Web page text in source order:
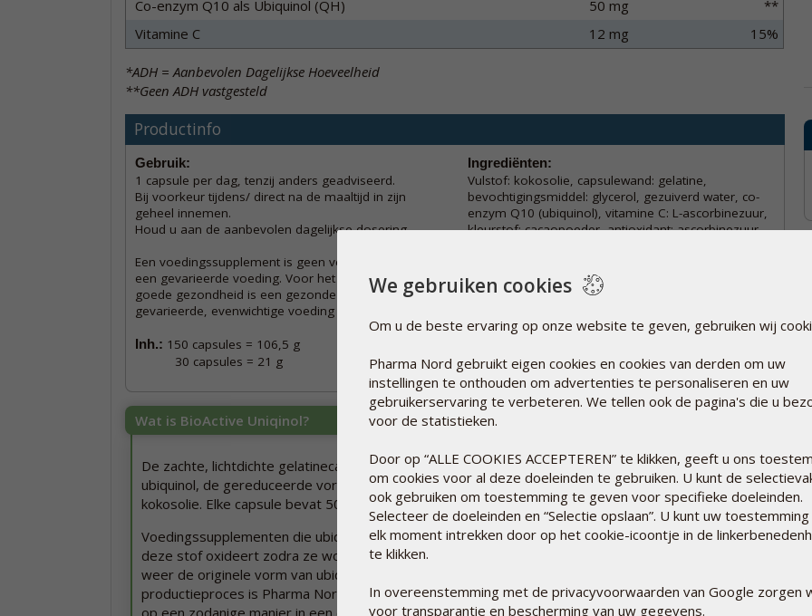
Co-enzym Q10 als Ubiquinol (QH) 50 mg
**
Vitamine C
12 mg 15%
*ADH = Aanbevolen Dagelijkse Hoeveelheid
**Geen ADH vastgesteld
Productinfo
Gebruik:
1 capsule per dag, tenzij anders geadviseerd.
Bij voorkeur tijdens/ direct na de maaltijd in zijn
geheel innemen.
Houd u aan de aanbevolen dagelijkse dosering.
Een voedingssupplement is geen vervanging voor
een gevarieerde voeding. Voor het behoud van een
goede gezondheid is een gezonde levensstijl en een
gevarieerde, evenwichtige voeding van belang.
Inh.: 150 capsules = 106,5 g
30 capsules = 21 g
Ingrediënten:
Vulstof: kokosolie, capsulewand: gelatine,
bevochtigingsmiddel: glycerol, gezuiverd water, co-
enzym Q10 (ubiquinol), vitamine C: L-ascorbinezuur,
kleurstof: cacaopoeder, antioxidant: ascorbinezuur,
Bewaarvoorschrift:
Donker, droog en op kamertemperatuur bewaren,
Buiten bereik van jonge kinderen houden.
Wat is BioActive Uniqinol?
De zachte, lichtdichte gelatinecapsules van BioActive Uniqinol bevatten
ubiquinol, de gereduceerde vorm van co-enzym Q10, opgelost in
kokosolie. Elke capsule bevat 50 mg ubiquinol en 12 mg ascorbinezuur.
Voedingssupplementen die ubiquinol bevatten hebben als nadeel dat
deze stof oxideert zodra ze wordt blootgesteld aan zuurstof en dan
weer de originele vorm van ubiquinon aanneemt. Dankzij een speciaal
productieproces is Pharma Nord er echter in geslaagd de grondstof
op een zodanige manier in een capsule te verpakken dat de Q10 haar
We gebruiken cookies
Om u de beste ervaring op onze website te geven, gebruiken wij
Pharma Nord gebruikt eigen cookies en cookies van derden om uw
instellingen te onthouden om advertenties te personaliseren en uw
gebruikerservaring te verbeteren. We tellen ook de pagina's die u
voor de statistieken.
Door op “ALLE COOKIES ACCEPTEREN” te klikken, geeft u ons
om cookies voor al deze doeleinden te gebruiken. U kunt de
ook gebruiken om toestemming te geven voor specifieke doeleinden.
Selecteer de doeleinden en “Selectie opslaan”. U kunt uw
elk moment intrekken door op het cookie-icoontje in de
te klikken.
In overeenstemming met de privacyvoorwaarden van Google zorgen
voor transparantie en bescherming van uw gegevens.